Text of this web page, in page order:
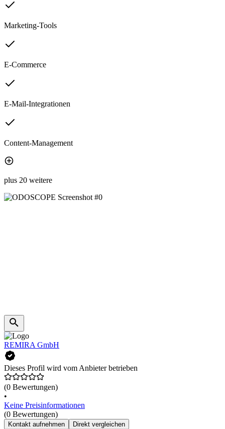
Marketing-Tools
E-Commerce
E-Mail-Integrationen
Content-Management
plus 20 weitere
REMIRA GmbH
Dieses Profil wird vom Anbieter betrieben
(0 Bewertungen)
•
Keine Preisinformationen
(0 Bewertungen)
Kontakt aufnehmen Direkt vergleichen